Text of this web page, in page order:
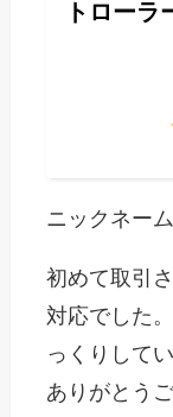
トローラ
ニックネー
初めて取引
対応でした
っくりしてい
ありがとう